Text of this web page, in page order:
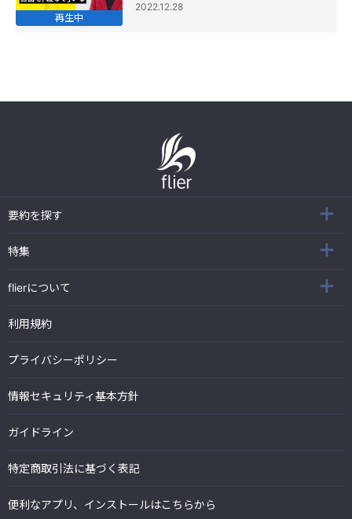
再生中
2022.12.28
要約を探す
特集
flierについて
利用規約
プライバシーポリシー
情報セキュリティ基本方針
ガイドライン
特定商取引法に基づく表記
便利なアプリ、インストールはこちらから